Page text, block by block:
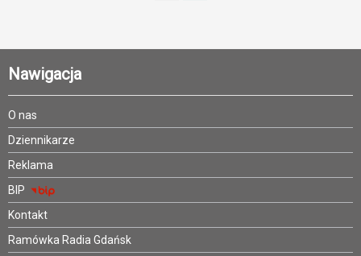
Nawigacja
O nas
Dziennikarze
Reklama
BIP
Kontakt
Ramówka Radia Gdańsk